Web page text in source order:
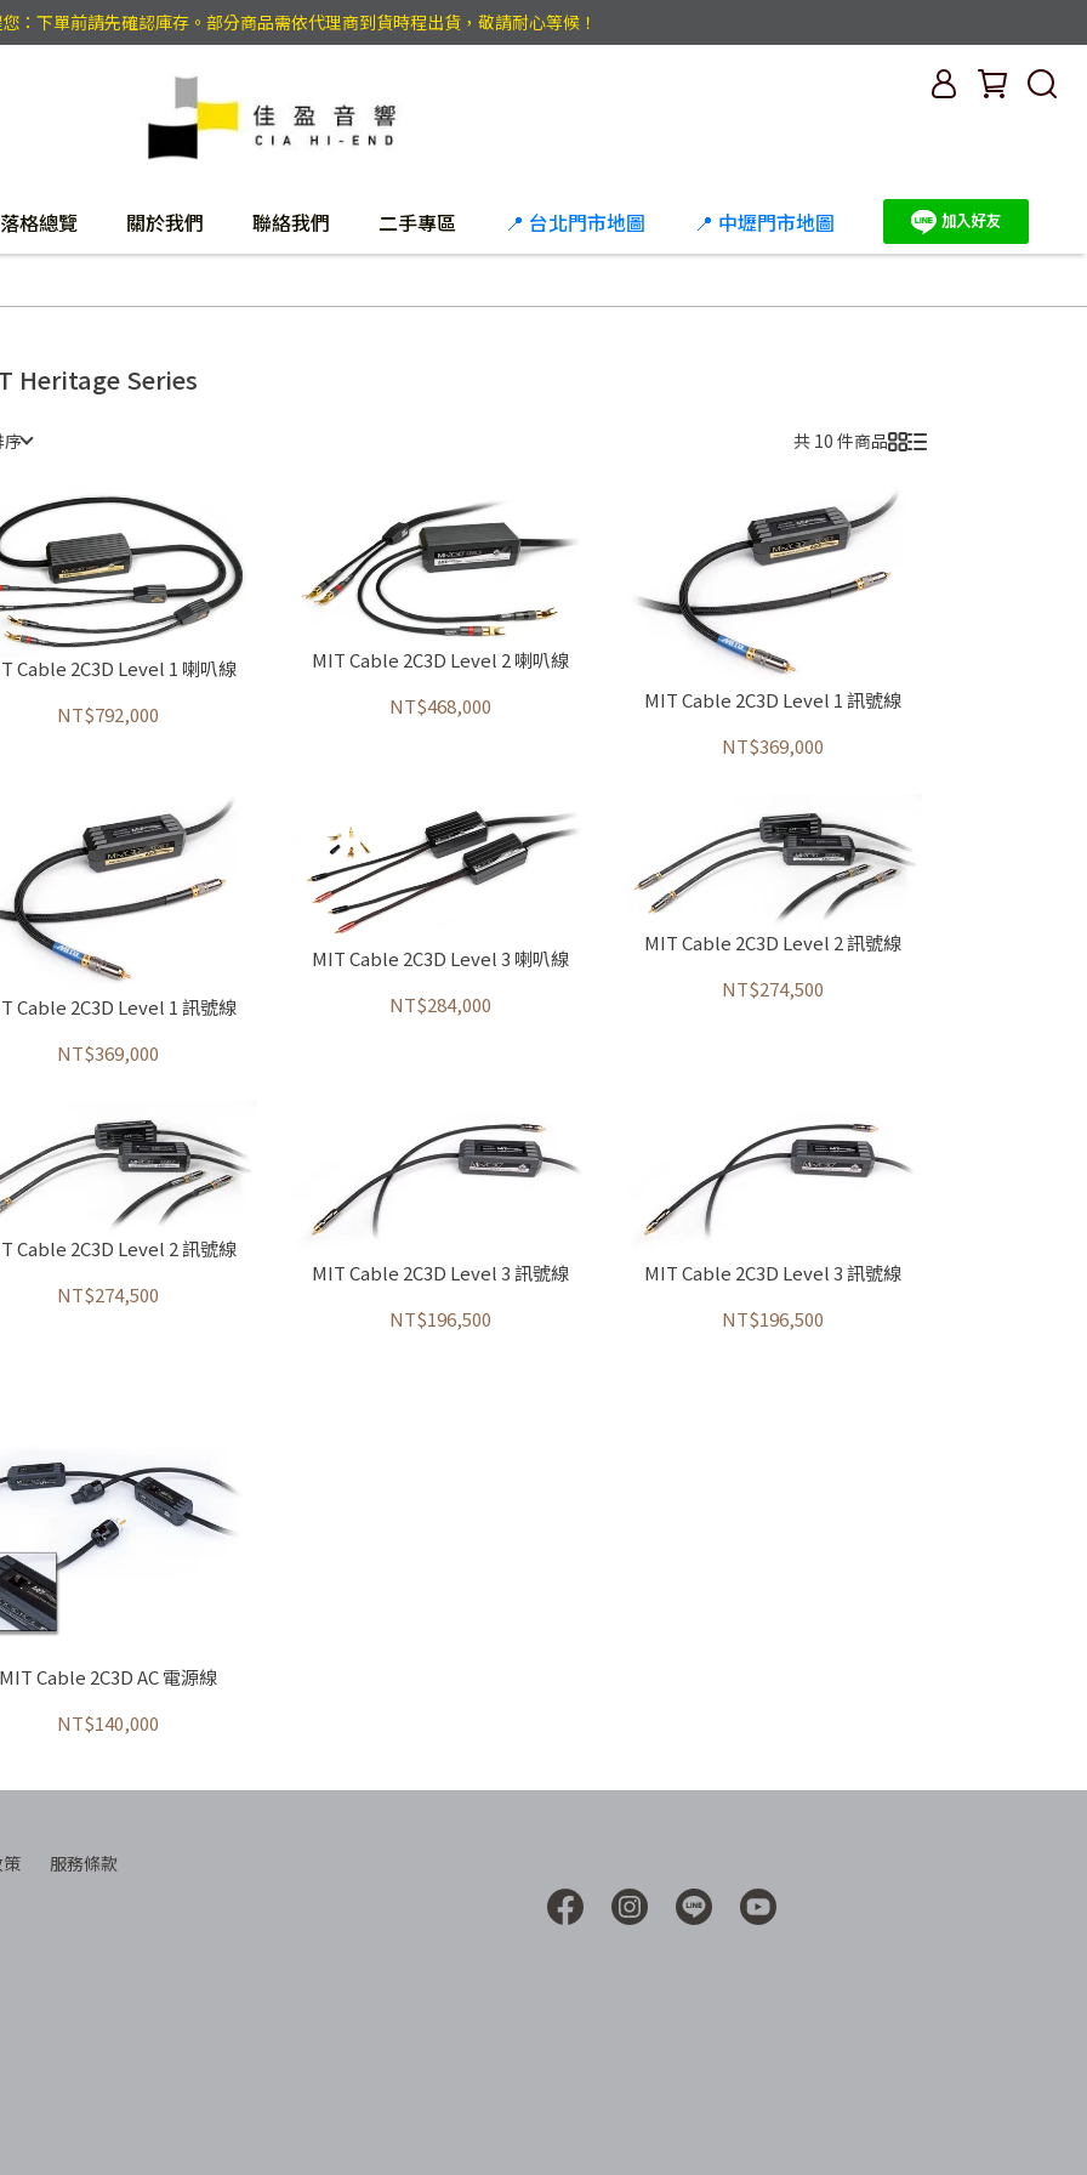
：下單前請先確認庫存。部分商品需依代理商到貨時程出貨，敬請耐心等候！
格總覽 關於我們 聯絡我們 二手專區 📍 台北門市地圖 📍 中壢門市地圖
Heritage Series
序 共 10 件商品
Cable 2C3D Level 1 喇叭線
NT$792,000
MIT Cable 2C3D Level 2 喇叭線
NT$468,000
MIT Cable 2C3D Level 1 訊號線
NT$369,000
Cable 2C3D Level 1 訊號線
NT$369,000
MIT Cable 2C3D Level 3 喇叭線
NT$284,000
MIT Cable 2C3D Level 2 訊號線
NT$274,500
Cable 2C3D Level 2 訊號線
NT$274,500
MIT Cable 2C3D Level 3 訊號線
NT$196,500
MIT Cable 2C3D Level 3 訊號線
NT$196,500
Cable 2C3D AC 電源線
NT$140,000
服務條款